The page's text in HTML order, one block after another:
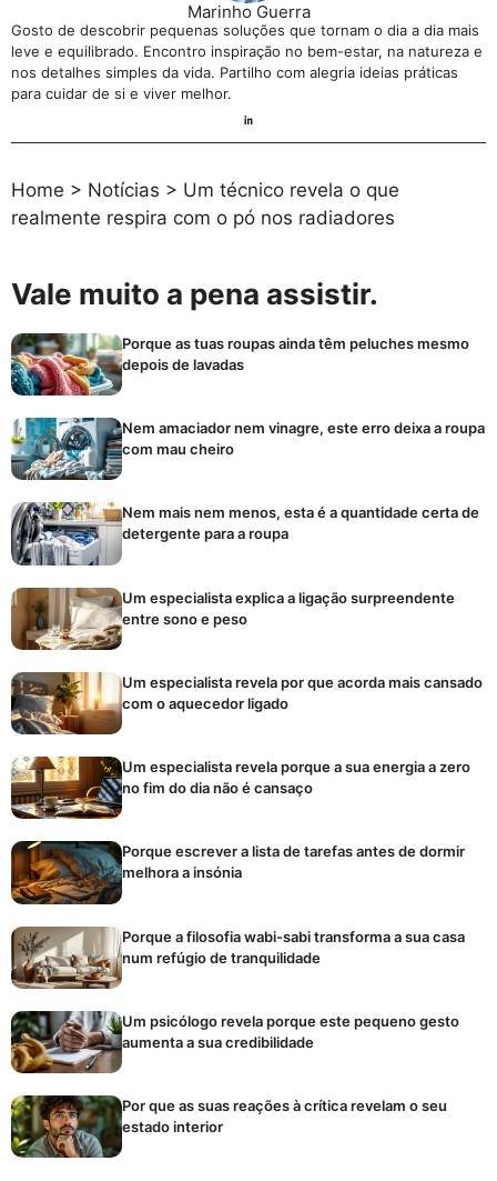
Marinho Guerra
Gosto de descobrir pequenas soluções que tornam o dia a dia mais
leve e equilibrado. Encontro inspiração no bem-estar, na natureza e
nos detalhes simples da vida. Partilho com alegria ideias práticas
para cuidar de si e viver melhor.
Home > Notícias > Um técnico revela o que
realmente respira com o pó nos radiadores
Vale muito a pena assistir.
Porque as tuas roupas ainda têm peluches mesmo
depois de lavadas
Nem amaciador nem vinagre, este erro deixa a roupa
com mau cheiro
Nem mais nem menos, esta é a quantidade certa de
detergente para a roupa
Um especialista explica a ligação surpreendente
entre sono e peso
Um especialista revela por que acorda mais cansado
com o aquecedor ligado
Um especialista revela porque a sua energia a zero
no fim do dia não é cansaço
Porque escrever a lista de tarefas antes de dormir
melhora a insónia
Porque a filosofia wabi-sabi transforma a sua casa
num refúgio de tranquilidade
Um psicólogo revela porque este pequeno gesto
aumenta a sua credibilidade
Por que as suas reações à crítica revelam o seu
estado interior